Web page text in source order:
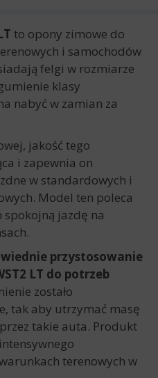
to opony zimowe do
i samochodów
felgi w rozmiarze
klasy
nabyć w zamian za
jakość tego
i zapewnia on
w standardowych i
Model ten poleca
jazdę na
przystosowanie
LT do potrzeb
zostało
tak aby utrzymać masę
takie auta. Produkt
terenowych w